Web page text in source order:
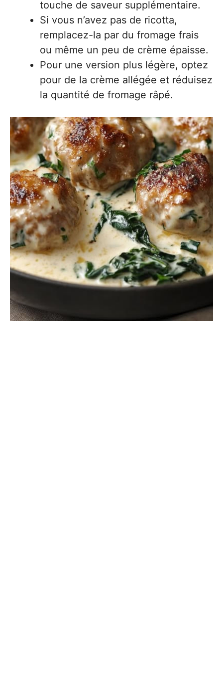
touche de saveur supplémentaire.
Si vous n’avez pas de ricotta,
remplacez-la par du fromage frais
ou même un peu de crème épaisse.
Pour une version plus légère, optez
pour de la crème allégée et réduisez
la quantité de fromage râpé.